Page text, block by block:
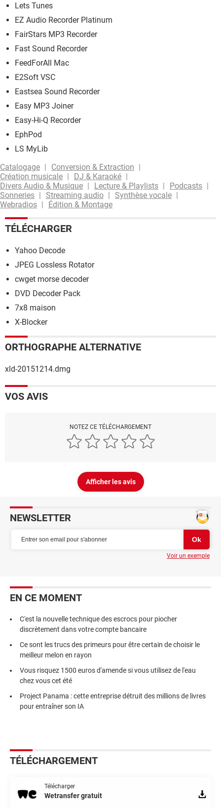
Lets Tunes
EZ Audio Recorder Platinum
FairStars MP3 Recorder
Fast Sound Recorder
FeedForAll Mac
E2Soft VSC
Eastsea Sound Recorder
Easy MP3 Joiner
Easy-Hi-Q Recorder
EphPod
LS MyLib
Catalogage
Conversion & Extraction
Création musicale
DJ & Karaoké
Divers Audio & Musique
Lecture & Playlists
Podcasts
Sonneries
Streaming audio
Synthèse vocale
Webradios
Édition & Montage
TÉLÉCHARGER
Yahoo Decode
JPEG Lossless Rotator
cwget morse decoder
DVD Decoder Pack
7x8 maison
X-Blocker
ORTHOGRAPHE ALTERNATIVE
xld-20151214.dmg
VOS AVIS
NOTEZ CE TÉLÉCHARGEMENT
Afficher les avis
NEWSLETTER
Voir un exemple
EN CE MOMENT
C'est la nouvelle technique des escrocs pour piocher
discrètement dans votre compte bancaire
Ce sont les trucs des primeurs pour être certain de choisir le
meilleur melon en rayon
Vous risquez 1500 euros d'amende si vous utilisez de l'eau
chez vous cet été
Project Panama : cette entreprise détruit des millions de livres
pour entraîner son IA
TÉLÉCHARGEMENT
Télécharger
Wetransfer gratuit